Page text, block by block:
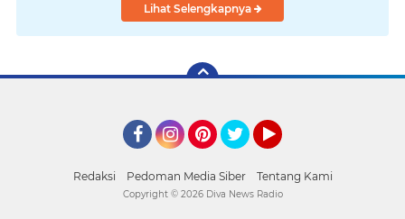
Lihat Selengkapnya
Redaksi Pedoman Media Siber Tentang Kami
Copyright © 2026 Diva News Radio